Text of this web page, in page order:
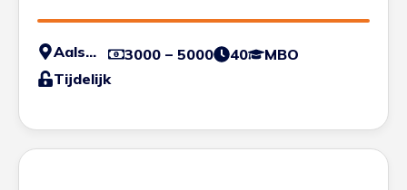
Aalsmeer 3000 – 5000 40
MBO
Tijdelijk